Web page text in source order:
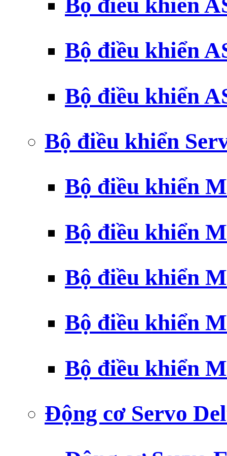
Bộ điều khiển
Bộ điều khiển
Bộ điều khiển
Bộ điều khiển
Bộ điều khiển
Bộ điều khiển
Bộ điều khiển
Bộ điều khiển
Bộ điều khiển
Động cơ Servo